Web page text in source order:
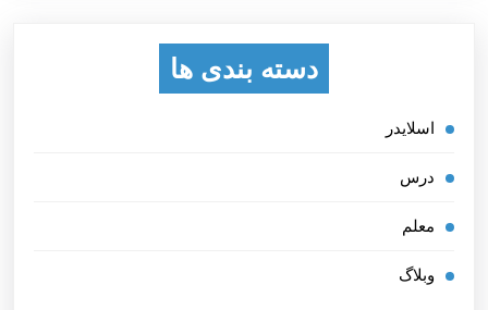
دسته بندی ها
اسلایدر
درس
معلم
وبلاگ